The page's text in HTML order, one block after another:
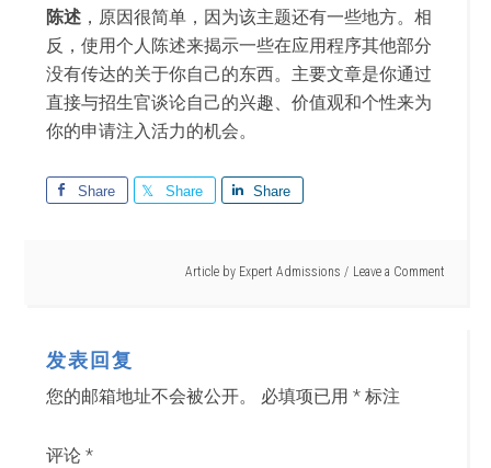
陈述 ，原因很简单，因为该主题还有一些地方。相
反，使用个人陈述来揭示一些在应用程序其他部分
没有传达的关于你自己的东西。主要文章是你通过
直接与招生官谈论自己的兴趣、价值观和个性来为
你的申请注入活力的机会。
Share Share Share
Article by Expert Admissions Leave a Comment
发表回复
您的邮箱地址不会被公开。 必填项已用* 标注
评论*